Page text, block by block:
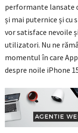
performante lansate
și mai puternice și cu
vor satisface nevoile
utilizatori. Nu ne
momentul în care
despre noile iPhone